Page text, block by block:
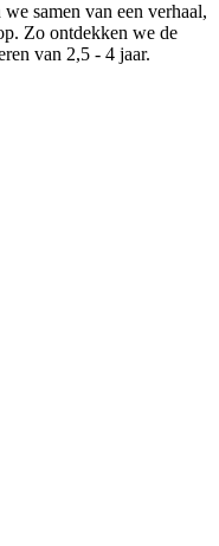
samen van een verhaal,
Zo ontdekken we de
van 2,5 - 4 jaar.